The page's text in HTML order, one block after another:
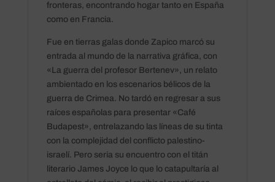
fronteras, encontrando hogar tanto en España
como en Francia.
Fue en tierras galas donde Zapico marcó su
entrada al mundo de la narrativa gráfica, con
«La guerra del profesor Bertenev», un relato
ambientado en los escenarios bélicos de la
guerra de Crimea. No tardó en regresar a sus
raíces españolas para presentar «Café
Budapest», entrelazando las líneas de su tinta
con la complejidad del conflicto palestino-
israelí. Pero sería su encuentro con el titán
literario James Joyce lo que lo catapultaría al